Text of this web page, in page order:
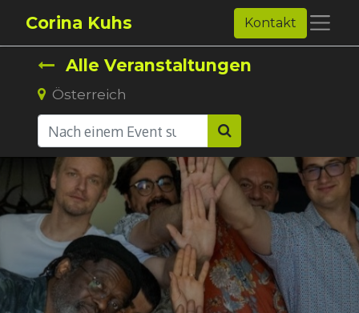
Corina Kuhs Kontakt
Alle Veranstaltungen
Österreich